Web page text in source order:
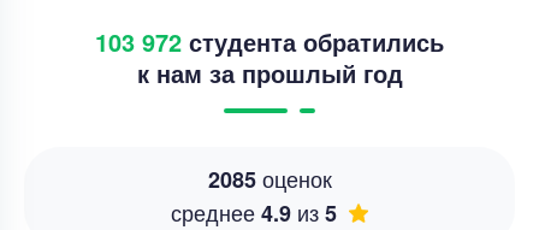
103 972 студента обратились
к нам за прошлый год
2085оценок
среднее4.9 из5